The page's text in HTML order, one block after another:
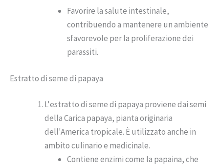
Favorire la salute intestinale,
contribuendo a mantenere un ambiente
sfavorevole per la proliferazione dei
parassiti.
Estratto di seme di papaya
L'estratto di seme di papaya proviene dai semi
della Carica papaya, pianta originaria
dell'America tropicale. È utilizzato anche in
ambito culinario e medicinale.
Contiene enzimi come la papaina, che